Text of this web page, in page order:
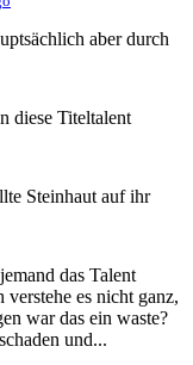
aber durch
diese Titeltalent
Steinhaut auf ihr
das Talent
es nicht ganz,
war das ein waste?
und...